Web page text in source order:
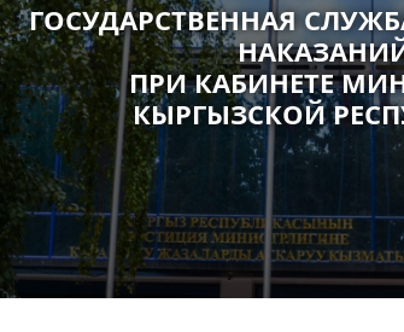
ГОСУДАРСТВЕННАЯ
ПРИ КАБИНЕТЕ
КЫРГЫЗСКОЙ